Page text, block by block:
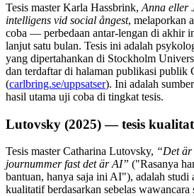
Tesis master Karla Hassbrink, Anna eller
intelligens vid social ångest, melaporkan
coba — perbedaan antar-lengan di akhir
lanjut satu bulan. Tesis ini adalah
yang dipertahankan di Stockholm
dan terdaftar di halaman publikasi publik
(carlbring.se/uppsatser). Ini adalah
hasil utama uji coba di tingkat tesis.
Lutovsky (2025) — tesis
Tesis master Catharina Lutovsky, “Det är
journummer fast det är AI” ("Rasanya
bantuan, hanya saja ini AI"), adalah studi
kualitatif berdasarkan sebelas wawancara